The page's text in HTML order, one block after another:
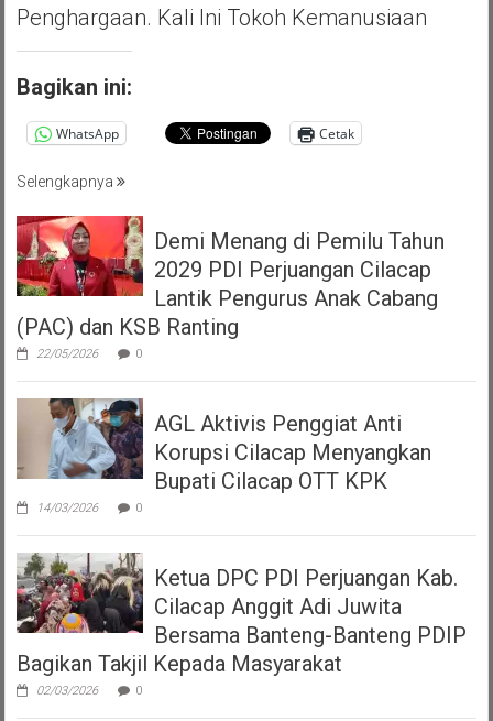
Penghargaan. Kali Ini Tokoh Kemanusiaan
Bagikan ini:
WhatsApp Cetak
Selengkapnya
Demi Menang di Pemilu Tahun
2029 PDI Perjuangan Cilacap
Lantik Pengurus Anak Cabang
(PAC) dan KSB Ranting
22/05/2026 0
AGL Aktivis Penggiat Anti
Korupsi Cilacap Menyangkan
Bupati Cilacap OTT KPK
14/03/2026 0
Ketua DPC PDI Perjuangan Kab.
Cilacap Anggit Adi Juwita
Bersama Banteng-Banteng PDIP
Bagikan Takjil Kepada Masyarakat
02/03/2026 0